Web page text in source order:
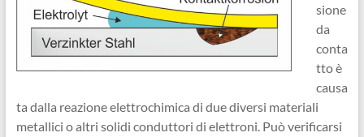
sione
da
conta
tto è
causa
ta dalla reazione elettrochimica di due diversi materiali
metallici o altri solidi conduttori di elettroni. Può verificarsi